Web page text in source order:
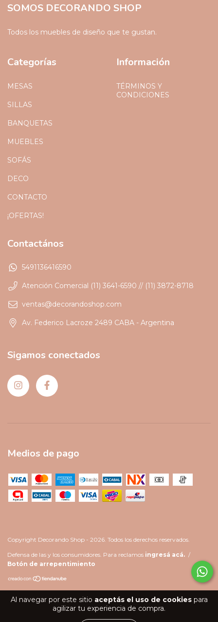
Al navegar por este sitio aceptás el uso de cookiespara
agilizar tu experiencia de compra.
SOMOS DECORANDO SHOP
Todos los muebles de diseño que te gustan.
Categorías
MESAS
SILLAS
BANQUETAS
MUEBLES
SOFÁS
DECO
CONTACTO
¡OFERTAS!
Información
TÉRMINOS Y
CONDICIONES
Contactános
5491136416590
Atención Comercial (11) 3641-6590 // (11) 3872-8718
ventas@decorandoshop.com
Av. Federico Lacroze 2489 CABA - Argentina
Sigamos conectados
Medios de pago
Copyright Decorando Shop - 2026. Todos los derechos reservados.
Defensa de las y los consumidores. Para reclamos ingresá acá. /
Botón de arrepentimiento